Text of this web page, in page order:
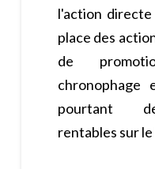
l'action
place des
de
pourtant
rentables sur